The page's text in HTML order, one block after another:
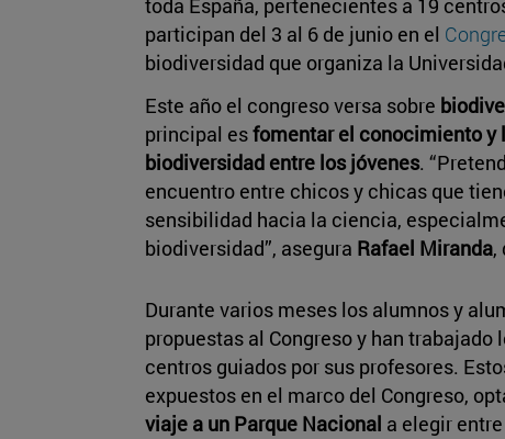
toda España, pertenecientes a 19
participan del 3 al 6 de junio en el
biodiversidad que organiza la
Este año el congreso versa sobre
principal esfomentar el conocimiento y
biodiversidad entre los jóvenes.
encuentro entre chicos y chicas que
sensibilidad hacia la ciencia,
biodiversidad”, asegura Rafael Miranda,
Durante varios meses los alumnos y
propuestas al Congreso y han trabajado
centros guiados por sus profesores.
expuestos en el marco del Congreso,
viaje a un Parque Nacional a elegir